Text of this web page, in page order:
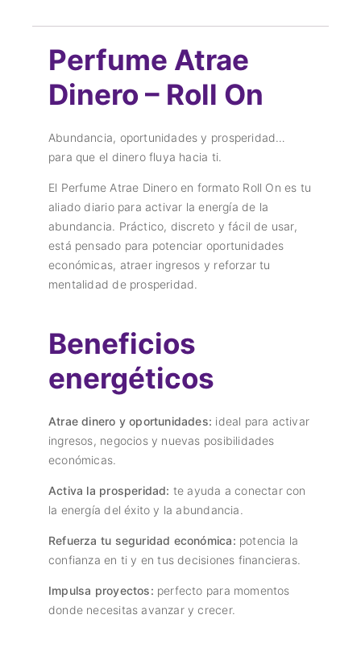
Perfume Atrae
Dinero – Roll On
Abundancia, oportunidades y prosperidad…
para que el dinero fluya hacia ti.
El Perfume Atrae Dinero en formato Roll On es tu
aliado diario para activar la energía de la
abundancia. Práctico, discreto y fácil de usar,
está pensado para potenciar oportunidades
económicas, atraer ingresos y reforzar tu
mentalidad de prosperidad.
Beneficios
energéticos
Atrae dinero y oportunidades: ideal para activar
ingresos, negocios y nuevas posibilidades
económicas.
Activa la prosperidad: te ayuda a conectar con
la energía del éxito y la abundancia.
Refuerza tu seguridad económica: potencia la
confianza en ti y en tus decisiones financieras.
Impulsa proyectos: perfecto para momentos
donde necesitas avanzar y crecer.